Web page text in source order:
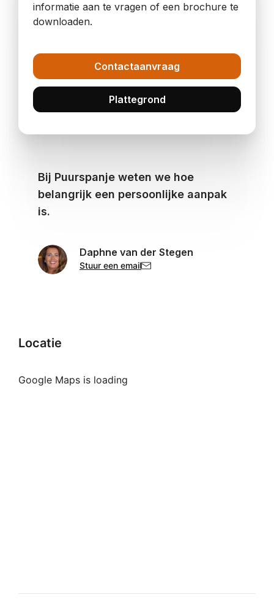
informatie aan te vragen of een brochure te
downloaden.
Contactaanvraag
Plattegrond
Bij Puurspanje weten we hoe
belangrijk een persoonlijke aanpak
is.
Daphne van der Stegen
Stuur een email
Locatie
Google Maps is loading